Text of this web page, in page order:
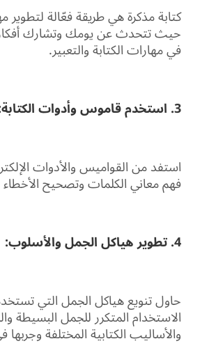
كتابة مذكرة هي طريقة فعّالة لتطوير
حيث تتحدث عن يومك وتشارك
في مهارات الكتابة والتعبير.
3. استخدم قاموس وأدوات الكتابة:
استفد من القواميس والأدوات
فهم معاني الكلمات وتصحيح الأخطاء
4. تطوير هياكل الجمل والأسلوب:
حاول تنويع هياكل الجمل التي
الاستخدام المتكرر للجمل البسيطة
والأساليب الكتابية المختلفة وجربها